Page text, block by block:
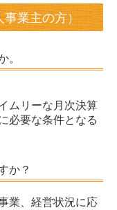
業主の方）
。
ムリーな月次決算
必要な条件となる
か？
業、経営状況に応